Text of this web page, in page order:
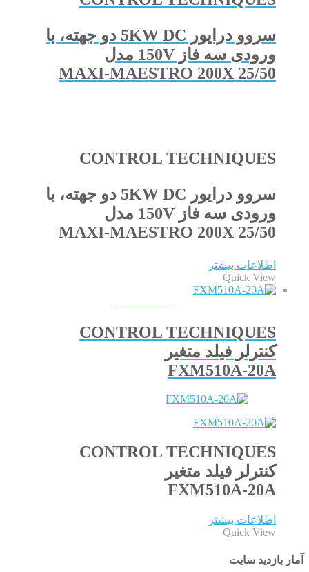
سروو درایور 5KW DC دو جهته، با
ورودی سه فاز 150V مدل
MAXI-MAESTRO 200X 25/50
CONTROL TECHNIQUES
سروو درایور 5KW DC دو جهته، با
ورودی سه فاز 150V مدل
MAXI-MAESTRO 200X 25/50
اطلاعات بیشتر
Quick View
CONTROL TECHNIQUES
کنترلر فیلد متغیر
FXM510A-20A
CONTROL TECHNIQUES
کنترلر فیلد متغیر
FXM510A-20A
اطلاعات بیشتر
Quick View
آمار بازدید سایت